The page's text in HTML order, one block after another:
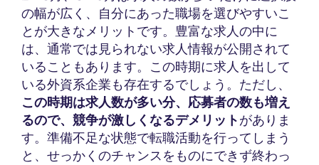
の幅が広く、自分にあった職場を選びやすいこ
とが大きなメリットです。豊富な求人の中に
は、通常では見られない求人情報が公開されて
いることもあります。この時期に求人を出して
いる外資系企業も存在するでしょう。ただし、
この時期は求人数が多い分、応募者の数も増え
るので、競争が激しくなるデメリットがありま
す。準備不足な状態で転職活動を行ってしまう
と、せっかくのチャンスをものにできず終わっ